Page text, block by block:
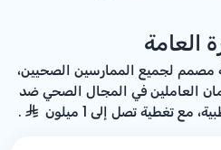
العامة
مصمم لجميع الممارسين الصحيين،
العاملين في المجال الصحي ضد
مع تغطية تصل إلى 1 ميلون
.